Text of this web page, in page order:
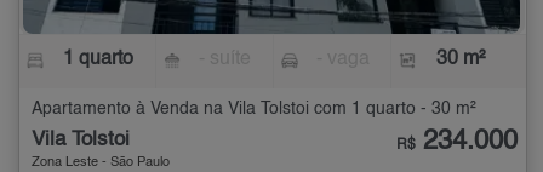
1 quarto 30 m²
Apartamento à Venda na Vila Tolstoi com 1 quarto - 30 m²
Vila Tolstoi
Zona Leste - São Paulo
R$ 234.000